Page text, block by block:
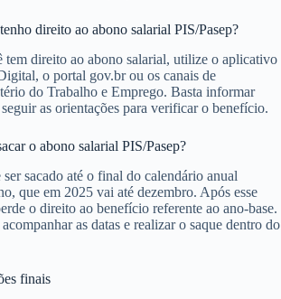
direito ao abono salarial PIS/Pasep?
tem direito ao abono salarial, utilize o aplicativo
o portal gov.br ou os canais de
do Trabalho e Emprego. Basta informar
seguir as orientações para verificar o benefício.
o abono salarial PIS/Pasep?
sacado até o final do calendário anual
que em 2025 vai até dezembro. Após esse
o direito ao benefício referente ao ano-base.
as datas e realizar o saque dentro do
finais